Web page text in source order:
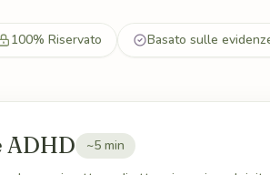
100% Riservato Basato sulle
ADHD ~5 min